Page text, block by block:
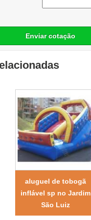
Enviar cotação
aluguel de tobogã
inflável sp no Jardim
São Luiz